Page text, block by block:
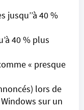
40 %
40 % plus
« presque
lors de
sur un